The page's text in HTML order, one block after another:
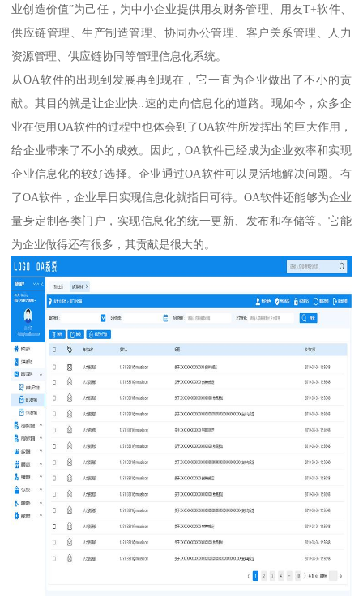
业创造价值”为己任，为中小企业提供用友财务管理、用友T+软件、
供应链管理、生产制造管理、协同办公管理、客户关系管理、人力
资源管理、供应链协同等管理信息化系统。
从OA软件的出现到发展再到现在，它一直为企业做出了不小的贡
献。其目的就是让企业快..速的走向信息化的道路。现如今，众多企
业在使用OA软件的过程中也体会到了OA软件所发挥出的巨大作用，
给企业带来了不小的成效。因此，OA软件已经成为企业效率和实现
企业信息化的较好选择。企业通过OA软件可以灵活地解决问题。有
了OA软件，企业早日实现信息化就指日可待。OA软件还能够为企业
量身定制各类门户，实现信息化的统一更新、发布和存储等。它能
为企业做得还有很多，其贡献是很大的。